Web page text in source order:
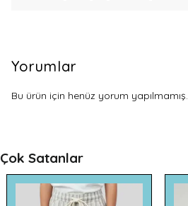
Yorumlar
Bu ürün için henüz yorum yapılmamış.
Çok Satanlar